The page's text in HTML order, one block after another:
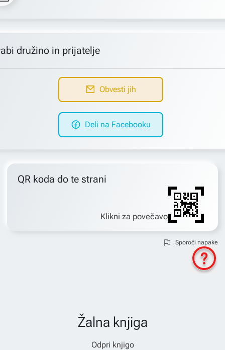
družino in prijatelje
Obvesti jih
Deli na Facebooku
QR koda do te strani
Klikni za povečavo
Sporoči napake
Žalna knjiga
Odpri knjigo